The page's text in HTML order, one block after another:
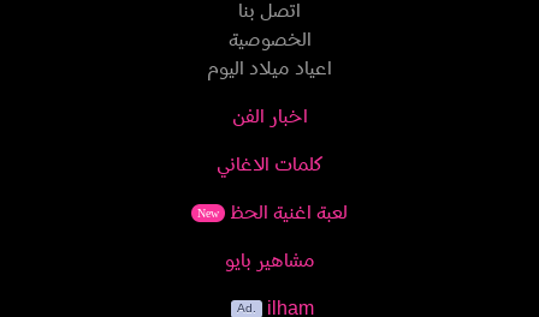
اتصل بنا
الخصوصية
اعياد ميلاد اليوم
اخبار الفن
كلمات الاغاني
لعبة اغنية الحظ New
مشاهير بايو
ilham